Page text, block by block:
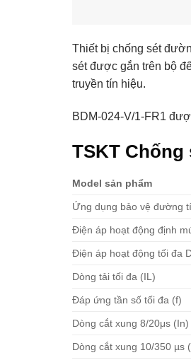
Thiết bị chống sét
sét được gắn trên bộ
truyền tín hiệu.
BDM-024-V/1-FR1
TSKT Chống
Model sản phẩm
Ứng dụng bảo vệ đường
Điện áp hoạt động định
Điện áp hoạt động tối đa
Dòng tải tối đa (IL)
Đáp ứng tần số tối đa (f)
Dòng cắt xung 8/20μs (In)
Dòng cắt xung 10/350 µs